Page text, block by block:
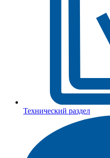
Технический раздел